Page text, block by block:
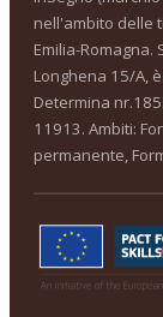
nell'ambito delle
Emilia-Romagna.
Longhena 15/A,
Determina
11913. Ambiti:
permanente,